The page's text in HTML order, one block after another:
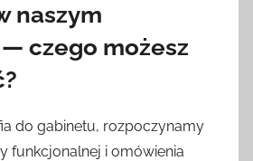
naszym
czego możesz
do gabinetu, rozpoczynamy
funkcjonalnej i omówienia